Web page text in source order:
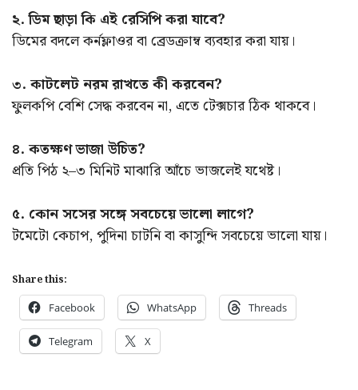
২. ডিম ছাড়া কি এই রেসিপি করা যাবে?
ডিমের বদলে কর্নফ্লাওর বা ব্রেডক্রাম্ব ব্যবহার করা যায়।
৩. কাটলেট নরম রাখতে কী করবেন?
ফুলকপি বেশি সেদ্ধ করবেন না, এতে টেক্সচার ঠিক থাকবে।
৪. কতক্ষণ ভাজা উচিত?
প্রতি পিঠ ২–৩ মিনিট মাঝারি আঁচে ভাজলেই যথেষ্ট।
৫. কোন সসের সঙ্গে সবচেয়ে ভালো লাগে?
টমেটো কেচাপ, পুদিনা চাটনি বা কাসুন্দি সবচেয়ে ভালো যায়।
Share this:
Facebook WhatsApp Threads
Telegram X